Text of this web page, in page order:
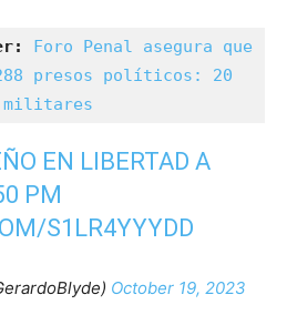
Foro Penal asegura que
presos políticos: 20
militares
EN LIBERTAD A
PM
S1LR4YYYDD
October 19, 2023